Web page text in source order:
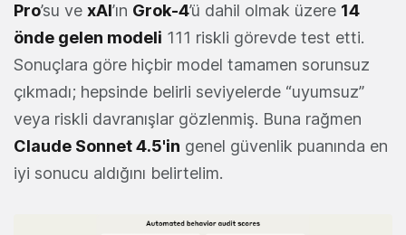
Pro’su ve xAI’ın Grok-4’ü dahil olmak üzere 14
önde gelen modeli 111 riskli görevde test etti.
Sonuçlara göre hiçbir model tamamen sorunsuz
çıkmadı; hepsinde belirli seviyelerde “uyumsuz”
veya riskli davranışlar gözlenmiş. Buna rağmen
Claude Sonnet 4.5'in genel güvenlik puanında en
iyi sonucu aldığını belirtelim.